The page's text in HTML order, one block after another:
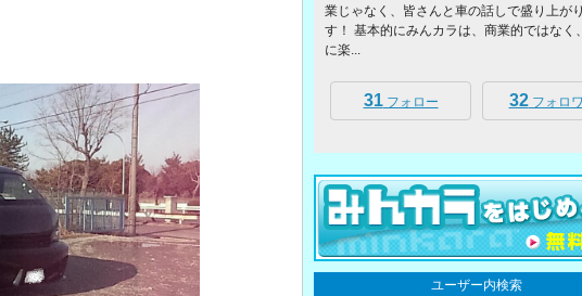
業じゃなく、皆さんと車の話しで盛り上が
す！ 基本的にみんカラは、商業的ではなく
に楽...
31フォロー 32フォロ
ユーザー内検索